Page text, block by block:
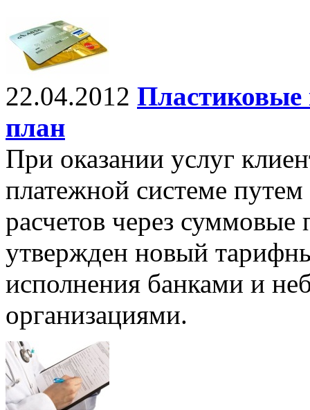
22.04.2012
план
При оказании услуг
платежной системе
расчетов через суммовые
утвержден новый
исполнения банками и
организациями.